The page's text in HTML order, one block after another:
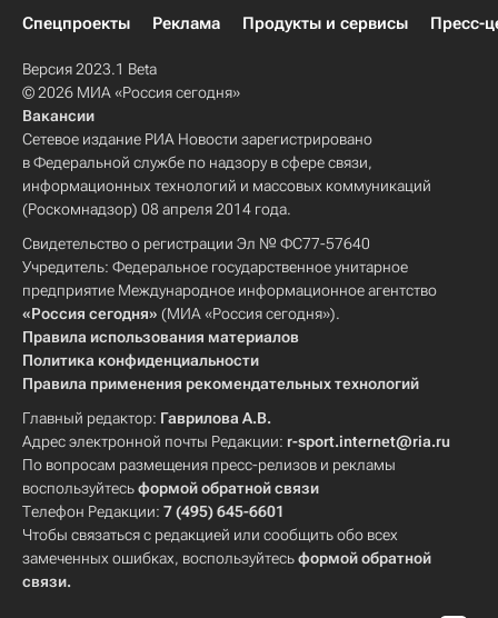
Спецпроекты
Реклама Продукты и сервисы Пресс-
Версия 2023.1 Beta
© 2026 МИА «Россия сегодня»
Вакансии
Сетевое издание РИА Новости зарегистрировано
в Федеральной службе по надзору в сфере связи,
информационных технологий и массовых коммуникаций
(Роскомнадзор) 08 апреля 2014 года.
Свидетельство о регистрации Эл № ФС77-57640
Учредитель: Федеральное государственное унитарное
предприятие Международное информационное агентство
«Россия сегодня» (МИА «Россия сегодня»).
Правила использования материалов
Политика конфиденциальности
Правила применения рекомендательных технологий
Главный редактор: Гаврилова А.В.
Адрес электронной почты Редакции: r-sport.internet@ria.ru
По вопросам размещения пресс-релизов и рекламы
воспользуйтесьформой обратной связи
Телефон Редакции: 7 (495) 645-6601
Чтобы связаться с редакцией или сообщить обо всех
замеченных ошибках, воспользуйтесьформой обратной
связи.